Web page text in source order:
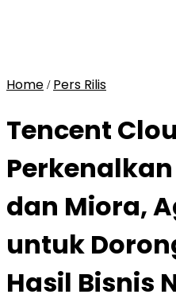
Home / Pers Rilis
Tencent
dan Miora,
untuk
Hasil Bisnis